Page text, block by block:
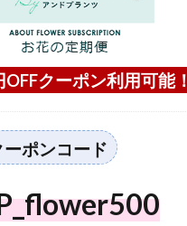
クーポン利用可能！
ポンコード